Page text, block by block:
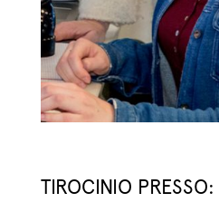
TIROCINIO PRESSO: